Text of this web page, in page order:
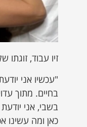
זיו עבוד, זוגתו
"עכשיו אני
בחיים. מתוך
בשבי, אני
כאן ומה עשינו